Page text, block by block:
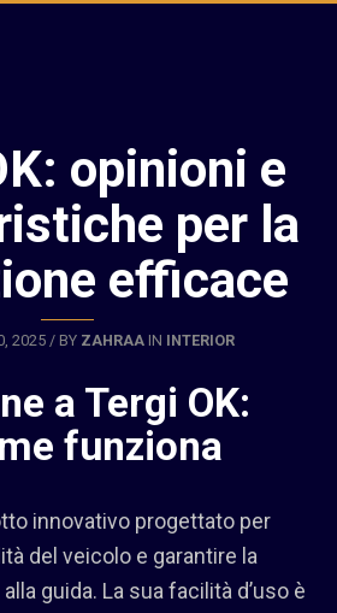
opinioni e
per la
efficace
2025 / BY ZAHRAAIN INTERIOR
a Tergi OK:
funziona
innovativo progettato per
del veicolo e garantire la
guida. La sua facilità d’uso è